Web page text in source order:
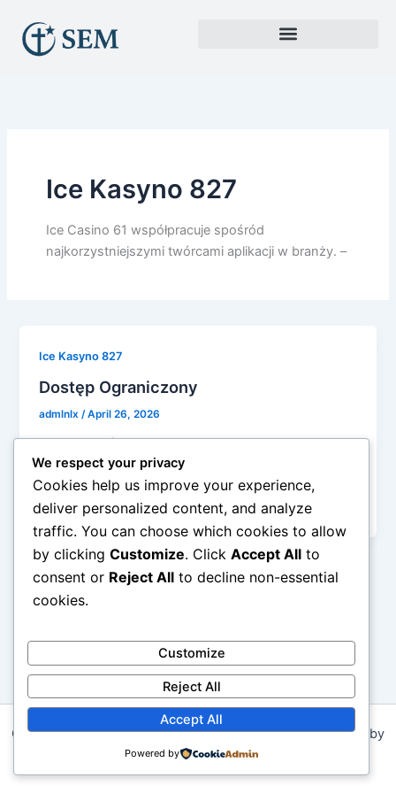
content
Ice Kasyno 827
Ice Casino 61 współpracuje spośród
najkorzystniejszymi twórcami aplikacji w branży. –
Ice Kasyno 827
Dostęp Ograniczony
admlnlx/April 26, 2026
W ten sposób znacząco wydłuża się potencjał batalii
i minimalizuje zagrożenie przegranej. W końcu
rozrywka spośród otrzymanymi pieniędzmi nie
będzie […]
Copyright © 2026 STELLAR EVANGLE MISSION | Powered by
Astra WordPress Theme
We respect your privacy
Cookies help us improve your experience,
deliver personalized content, and analyze
traffic. You can choose which cookies to allow
by clicking Customize. Click Accept All to
consent or Reject All to decline non-essential
cookies.
Customize
Reject All
Accept All
Powered by